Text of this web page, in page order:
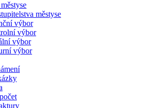
městyse
výbor
výbor
výbor
výbor